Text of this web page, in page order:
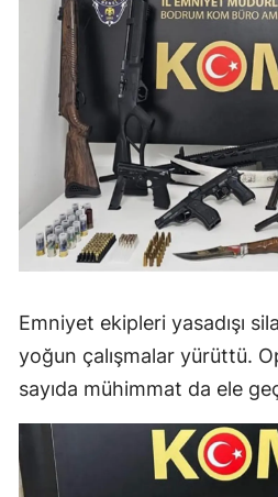
Emniyet ekipleri yasadışı
yoğun çalışmalar yürüttü.
sayıda mühimmat da ele